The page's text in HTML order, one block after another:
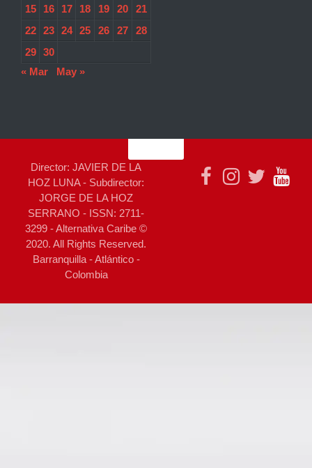
15
16 17 18 19 20
21
22
23 24 25 26 27
28
29
30
« Mar
May »
Director: JAVIER DE LA
HOZ LUNA - Subdirector:
JORGE DE LA HOZ
SERRANO - ISSN: 2711-
3299 - Alternativa Caribe ©
2020. All Rights Reserved.
Barranquilla - Atlántico -
Colombia